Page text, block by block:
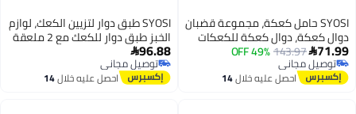
SYOSI حامل كعكة، مجموعة قضبان
دوال كعكة، دوال كعكة للكعكات
المكونة من طبقات، قضبان دعم
كعكة بلاستيكية، أعمدة حامل
كعكة بيضاء مع 3 قطع من لوحات
71.99
143.97
49% OFF
توصيل مجاني
توصيل مجانياحصل عليه خلال14
SYOSI طبق دوار لتزيين الكعك، لوازم
الخبز طبق دوار للكعك مع 2 ملعقة
ناعمة، حامل كعك دوار باللون
الوردي لوازم تزيين الكعك
96.88
توصيل مجاني
توصيل مجانياحصل عليه خلال14